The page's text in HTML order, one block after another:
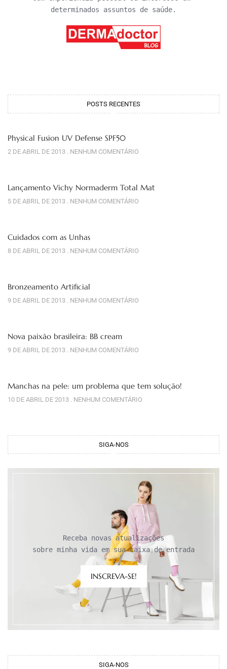
determinados assuntos de saúde.
POSTS RECENTES
Physical Fusion UV Defense SPF50
2 DE ABRIL DE 2013 NENHUM COMENTÁRIO
Lançamento Vichy Normaderm Total Mat
5 DE ABRIL DE 2013 NENHUM COMENTÁRIO
Cuidados com as Unhas
8 DE ABRIL DE 2013 NENHUM COMENTÁRIO
Bronzeamento Artificial
9 DE ABRIL DE 2013 NENHUM COMENTÁRIO
Nova paixão brasileira: BB cream
9 DE ABRIL DE 2013 NENHUM COMENTÁRIO
Manchas na pele: um problema que tem solução!
10 DE ABRIL DE 2013 NENHUM COMENTÁRIO
SIGA-NOS
Receba novas atualizações
sobre minha vida em sua caixa de entrada
INSCREVA-SE!
SIGA-NOS